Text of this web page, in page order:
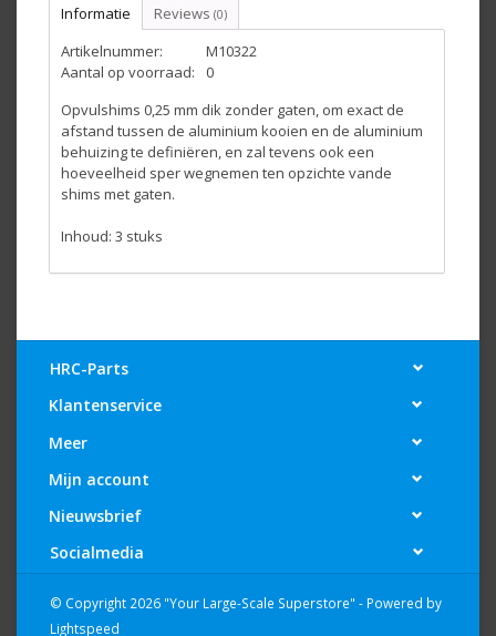
Informatie Reviews (0)
Artikelnummer:
M10322
Aantal op voorraad:
0
Opvulshims 0,25 mm dik zonder gaten, om exact de
afstand tussen de aluminium kooien en de aluminium
behuizingte definiëren, en zal tevens ook een
hoeveelheid sper wegnemen ten opzichte vande
shims met gaten.
Inhoud: 3 stuks
HRC-Parts
Klantenservice
Meer
Mijn account
Nieuwsbrief
Socialmedia
© Copyright 2026 "Your Large-Scale Superstore" - Powered by
Lightspeed